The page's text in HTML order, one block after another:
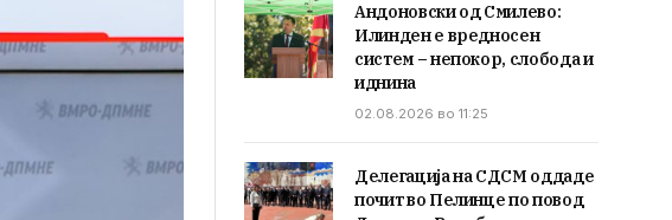
Андоновски од Смилево:
Илинден е вредносен
систем – непокор, слобода и
иднина
02.08.2026 во 11:25
Делегација на СДСМ оддаде
почит во Пелинце по повод